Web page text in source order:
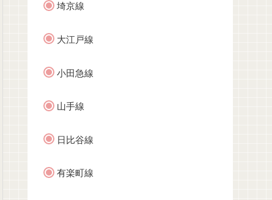
埼京線
大江戸線
小田急線
山手線
日比谷線
有楽町線